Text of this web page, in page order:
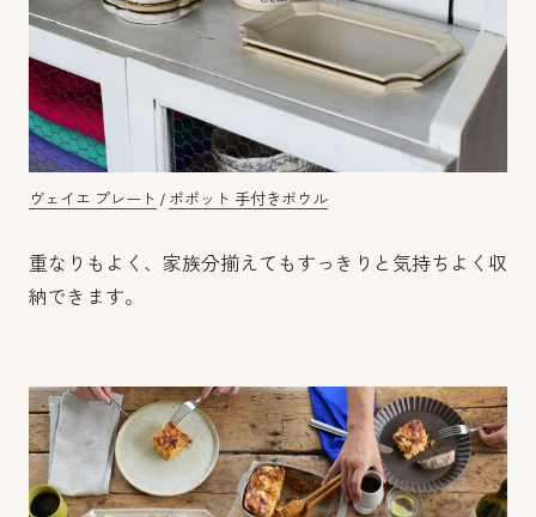
ヴェイエ プレート / ポポット 手付きボウル
重なりもよく、家族分揃えてもすっきりと気持ちよく収
納できます。